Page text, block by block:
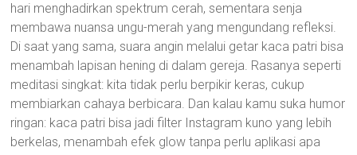
hari menghadirkan spektrum cerah, sementara senja
membawa nuansa ungu-merah yang mengundang refleksi.
Di saat yang sama, suara angin melalui getar kaca patri bisa
menambah lapisan hening di dalam gereja. Rasanya seperti
meditasi singkat: kita tidak perlu berpikir keras, cukup
membiarkan cahaya berbicara. Dan kalau kamu suka humor
ringan: kaca patri bisa jadi filter Instagram kuno yang lebih
berkelas, menambah efek glow tanpa perlu aplikasi apa